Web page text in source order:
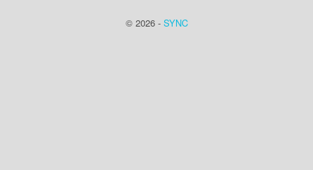
© 2026 - SYNC